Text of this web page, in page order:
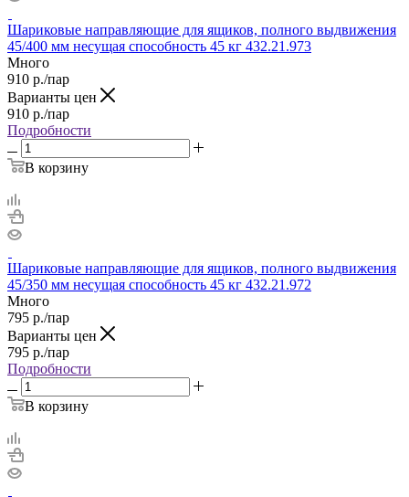
Шариковые направляющие для ящиков, полного выдвижения
45/400 мм несущая способность 45 кг 432.21.973
Много
910 р./пар
Варианты цен
910 р./пар
Подробности
В корзину
Шариковые направляющие для ящиков, полного выдвижения
45/350 мм несущая способность 45 кг 432.21.972
Много
795 р./пар
Варианты цен
795 р./пар
Подробности
В корзину